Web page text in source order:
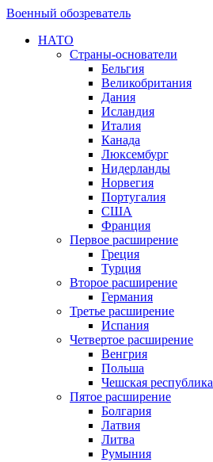
Военный обозреватель
НАТО
Страны-основатели
Бельгия
Великобритания
Дания
Исландия
Италия
Канада
Люксембург
Нидерланды
Норвегия
Португалия
США
Франция
Первое расширение
Греция
Турция
Второе расширение
Германия
Третье расширение
Испания
Четвертое расширение
Венгрия
Польша
Чешская республика
Пятое расширение
Болгария
Латвия
Литва
Румыния